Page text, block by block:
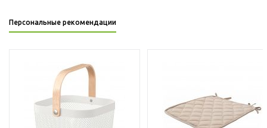
Персональные рекомендации